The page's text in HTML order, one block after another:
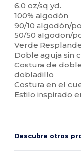
6.0 oz/sq yd.
100% algodón
90/10 algodón/
50/50 algodón/
Verde
Doble aguja sin
Costura de
dobladillo
Costura en el
Estilo inspirado
Descubre otros